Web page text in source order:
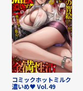
コミックホットミルク
濃いめ♥ Vol.49